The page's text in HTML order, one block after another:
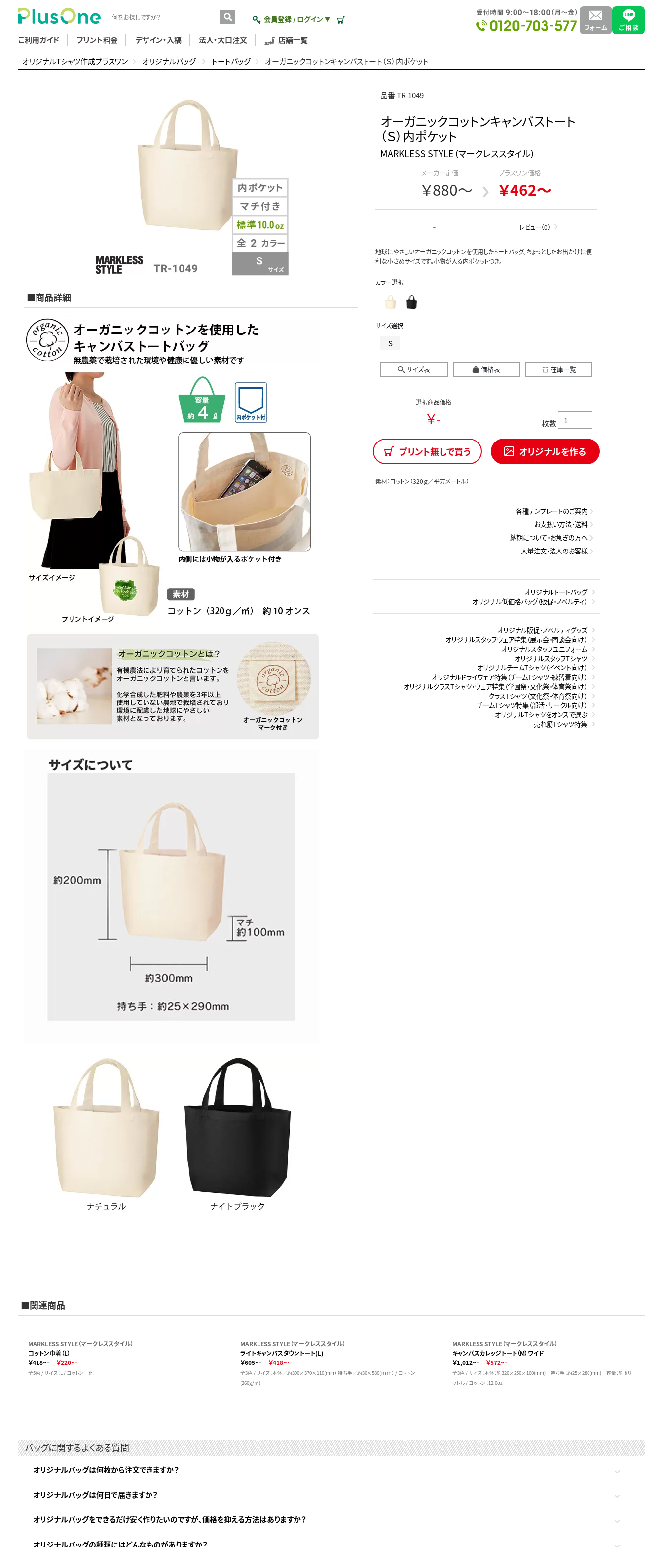
会員登録 / ログイン ▼
ご利用ガイド プリント料金 デザイン・入稿 法人・大口注文 店舗一覧
オリジナルTシャツ作成プラスワン オリジナルバッグ トートバッグ オーガニックコットンキャンバストート（Ｓ）内ポケット
■商品詳細
品番 TR-1049
オーガニックコットンキャンバストート
（Ｓ）内ポケット
MARKLESS STYLE（マークレススタイル）
メーカー定価
￥880～
プラスワン価格
￥462～
- レビュー（0）
地球にやさしいオーガニックコットンを使用したトートバッグ。ちょっとしたお出かけに便
利な小さめサイズです。小物が入る内ポケットつき。
カラー選択
サイズ選択
S
サイズ表 価格表 在庫一覧
選択商品価格
￥- 枚数
プリント無しで買う オリジナルを作る
素材：コットン（320ｇ／平方メートル）
各種テンプレートのご案内
お支払い方法・送料
納期について・お急ぎの方へ
大量注文・法人のお客様
オリジナルトートバッグ
オリジナル低価格バッグ（販促・ノベルティ）
オリジナル販促・ノベルティグッズ
オリジナルスタッフウェア特集（展示会・商談会向け）
オリジナルスタッフユニフォーム
オリジナルスタッフTシャツ
オリジナルチームTシャツ（イベント向け）
オリジナルドライウェア特集（チームTシャツ・練習着向け）
オリジナルクラスTシャツ・ウェア特集（学園祭・文化祭・体育祭向け）
クラスTシャツ（文化祭・体育祭向け）
チームTシャツ特集（部活・サークル向け）
オリジナルTシャツをオンスで選ぶ
売れ筋Tシャツ特集
■関連商品
MARKLESS STYLE（マークレススタイル）
コットン巾着（L）
￥418～
￥220～
全5色 / サイズ：L / コットン 他
MARKLESS STYLE（マークレススタイル）
ライトキャンバスタウントート(L)
￥605～
￥418～
全3色 / サイズ：本体／約390×370×110(mm） 持ち手／約30×580(ｍｍ） / コットン
(260g/㎡)
MARKLESS STYLE（マークレススタイル）
キャンバスカレッジトート（M）ワイド
￥1,012～
￥572～
全3色 / サイズ：本体：約320×250×100(mm) 持ち手：約25×280(mm) 容量：約 8 リ
ットル / コットン：12.0oz
バッグに関するよくある質問
オリジナルバッグは何枚から注文できますか？
オリジナルバッグは何日で届きますか？
オリジナルバッグをできるだけ安く作りたいのですが、価格を抑える方法はありますか？
オリジナルバッグの種類にはどんなものがありますか？